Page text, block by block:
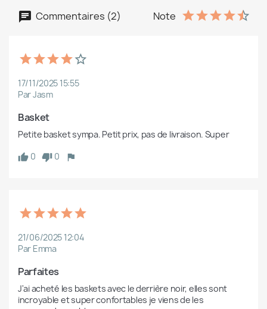
Commentaires (2) Note
17/11/2025 15:55
Par Jasm
Basket
Petite basket sympa. Petit prix, pas de livraison. Super
0
0
21/06/2025 12:04
Par Emma
Parfaites
J'ai acheté les baskets avec le derrière noir, elles sont
incroyable et super confortables je viens de les